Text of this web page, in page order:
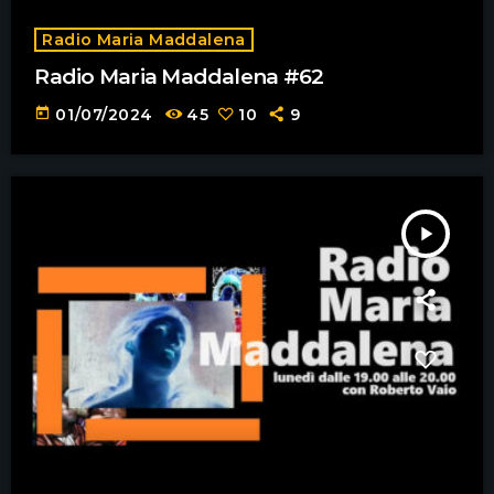
Radio Maria Maddalena
Radio Maria Maddalena #62
today 01/07/2024 45 10 9
play_arrow